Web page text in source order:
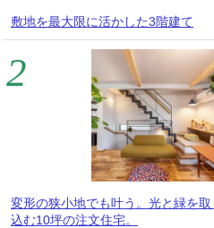
敷地を最大限に活かした3階建て
変形の狭小地でも叶う。光と緑を取
込む10坪の注文住宅。